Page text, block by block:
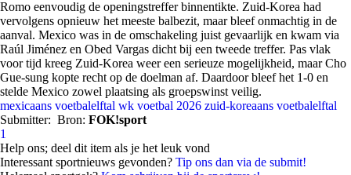
Romo eenvoudig de openingstreffer binnentikte. Zuid-Korea had
vervolgens opnieuw het meeste balbezit, maar bleef onmachtig in de
aanval. Mexico was in de omschakeling juist gevaarlijk en kwam via
Raúl Jiménez en Obed Vargas dicht bij een tweede treffer. Pas vlak
voor tijd kreeg Zuid-Korea weer een serieuze mogelijkheid, maar Cho
Gue-sung kopte recht op de doelman af. Daardoor bleef het 1-0 en
stelde Mexico zowel plaatsing als groepswinst veilig.
mexicaans voetbalelftal wk voetbal 2026 zuid-koreaans voetbalelftal
Submitter: Bron: FOK!sport
1
Help ons; deel dit item als je het leuk vond
Interessant sportnieuws gevonden? Tip ons dan via de submit!